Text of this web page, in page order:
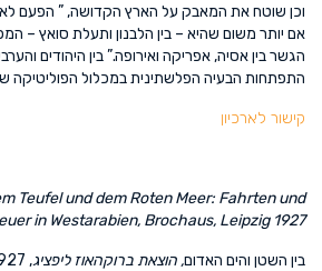
וכן שוטח את המאבק על הארץ הקדושה, ” הפעם
אם יותר משום שהיא – בין הלבנון ותעלת סואץ –
הגשר בין אסיה, אפריקה ואירופה.” בין היהודים
התפתחות הבעיה הפלשתינית במכלול הפוליטיקה
קישור לארכיון
Teufel und dem Roten Meer: Fahrten und
in Westarabien, Brochaus, Leipzig 1927
בין השטן והים האדום, הוצאת ברוקהאוז ליפציג